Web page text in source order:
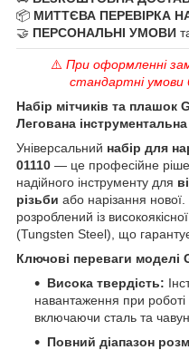
📦 МИТТЄВА ПЕРЕВІРКА
🤝 ПЕРСОНАЛЬНІ УМОВИ
⚠️ При оформленні
стандартні умови
Набір мітчиків та плашок
Легована
Універсальний набір для
01110 — це професійне
надійного інструменту для
різьби або нарізання
розроблений із
(Tungsten Steel), що гарантує
Ключові переваги моделі
Висока твердість:
навантаження при
включаючи сталь та чавун.
Повний діапазон